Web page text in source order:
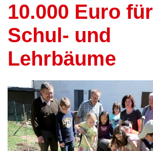
10.000 Euro für
Schul- und
Lehrbäume